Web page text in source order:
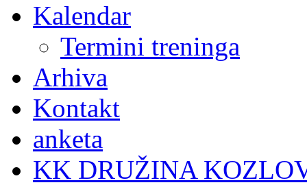
Kalendar
Termini treninga
Arhiva
Kontakt
anketa
KK DRUŽINA